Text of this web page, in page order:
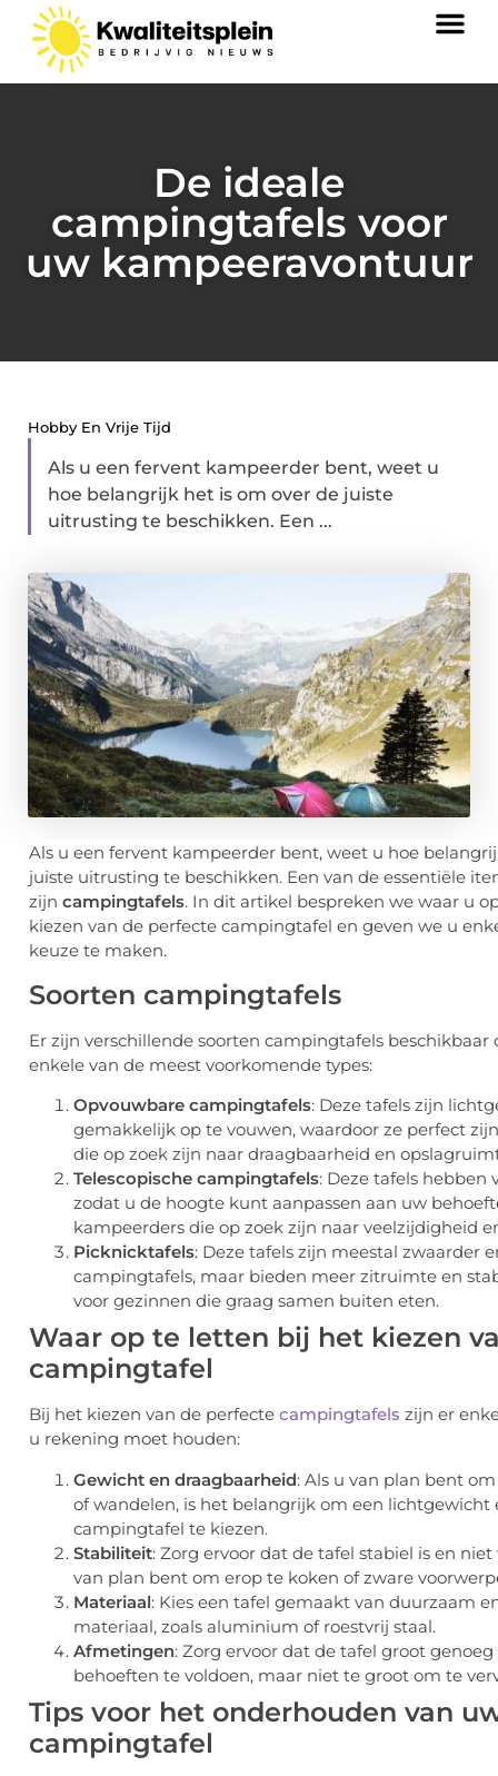
De ideale
campingtafels voor
uw kampeeravontuur
Hobby En Vrije Tijd
Als u een fervent kampeerder bent, weet u
hoe belangrijk het is om over de juiste
uitrusting te beschikken. Een ...
Als u een fervent kampeerder bent, weet u hoe
juiste uitrusting te beschikken. Een van de essentiële
zijn campingtafels. In dit artikel bespreken we waar u
kiezen van de perfecte campingtafel en geven we u
keuze te maken.
Soorten campingtafels
Er zijn verschillende soorten campingtafels beschikbaar
enkele van de meest voorkomende types:
Opvouwbare campingtafels: Deze tafels zijn
gemakkelijk op te vouwen, waardoor ze perfect
die op zoek zijn naar draagbaarheid en
Telescopische campingtafels: Deze tafels hebben
zodat u de hoogte kunt aanpassen aan uw
kampeerders die op zoek zijn naar veelzijdigheid
Picknicktafels: Deze tafels zijn meestal zwaarder
campingtafels, maar bieden meer zitruimte en
voor gezinnen die graag samen buiten eten.
Waar op te letten bij het kiezen
campingtafel
Bij het kiezen van de perfecte campingtafels zijn er
u rekening moet houden:
Gewicht en draagbaarheid: Als u van plan bent
of wandelen, is het belangrijk om een lichtgewicht
campingtafel te kiezen.
Stabiliteit: Zorg ervoor dat de tafel stabiel is en
van plan bent om erop te koken of zware
Materiaal: Kies een tafel gemaakt van duurzaam
materiaal, zoals aluminium of roestvrij staal.
Afmetingen: Zorg ervoor dat de tafel groot
behoeften te voldoen, maar niet te groot om te
Tips voor het onderhouden van
campingtafel